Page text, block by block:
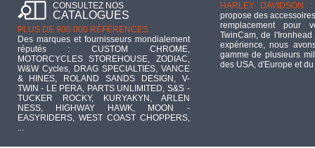
CONSULTEZ NOS
CATALOGUES
PLUS DE 900 000 RÉFÉRENCES :
Des marques et fournisseurs mondialement
réputés : CUSTOM CHROME,
MOTORCYCLES STOREHOUSE, ZODIAC,
W&W Cycles, DRAG SPECIALTIES, VANCE
& HINES, ROLAND SANDS DESIGN, V-
TWIN - LE PERA, PARTS UNLIMITED, S&S -
TUCKER ROCKY, KURYAKYN, ARLEN
NESS, HIGHWAY HAWK, MOON -
EASYRIDERS, WEST COAST CHOPPERS,
...
HARLEY DAVIDSON :
propose des
remplacement pour
TwinCam, de
expérience, nous
gamme de plusieurs
des USA, d'Europe et